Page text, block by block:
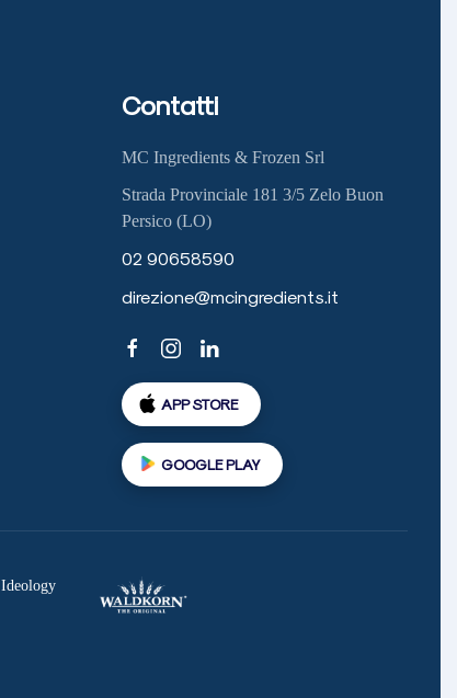
Contatti
MC Ingredients & Frozen Srl
Strada Provinciale 181 3/5 Zelo Buon
Persico (LO)
02 90658590
direzione@mcingredients.it
APP STORE
GOOGLE PLAY
Ideology